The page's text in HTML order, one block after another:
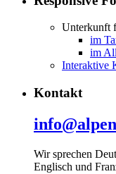
Unterkunft
im
im
Interaktive
Kontakt
Wir sprechen
Englisch und